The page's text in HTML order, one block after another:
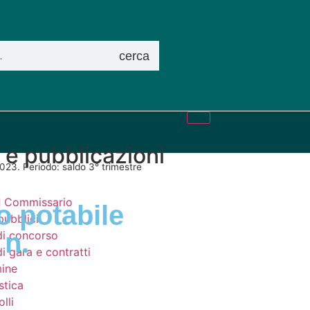
cerca
pubblicazioni
concorso
gara e contratti
Periodo: saldo 3° trimestre
potabile